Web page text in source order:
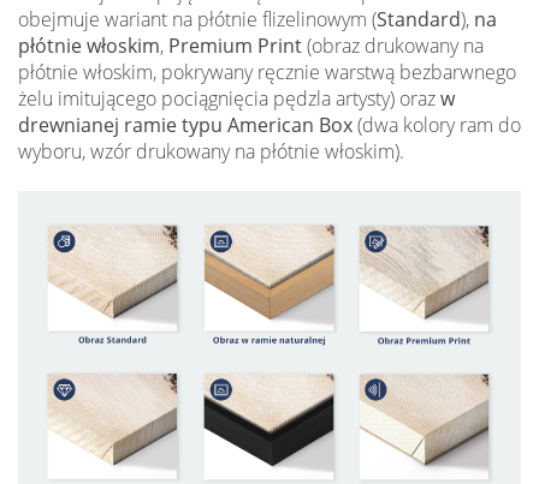
obejmuje wariant na płótnie flizelinowym (Standard), na
płótnie włoskim, Premium Print(obraz drukowany na
płótnie włoskim, pokrywany ręcznie warstwą bezbarwnego
żelu imitującego pociągnięcia pędzla artysty) orazw
drewnianej ramie typu American Box(dwa kolory ram do
wyboru, wzór drukowany na płótnie włoskim).